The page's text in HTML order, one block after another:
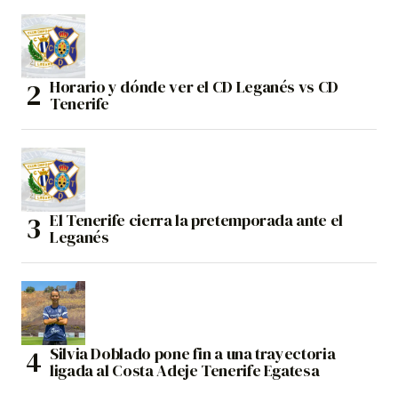
Horario y dónde ver el CD Leganés vs CD
Tenerife
El Tenerife cierra la pretemporada ante el
Leganés
Silvia Doblado pone fin a una trayectoria
ligada al Costa Adeje Tenerife Egatesa